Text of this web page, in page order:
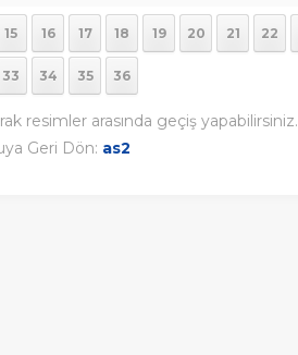
15 16 17 18 19 20 21 22
33 34 35 36
resimler arasında geçiş yapabilirsiniz.
Geri Dön: as2